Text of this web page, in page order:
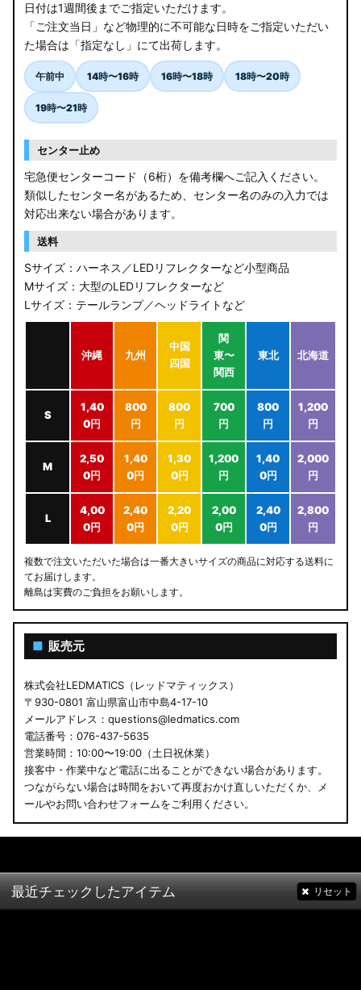
日付は1週間後までご指定いただけます。
「ご注文当日」など物理的に不可能な日時をご指定いただい
た場合は「指定なし」にて出荷します。
午前中 14時〜16時 16時〜18時 18時〜20時
19時〜21時
センター止め
宅急便センターコード（6桁）を備考欄へご記入ください。
類似したセンター名があるため、センター名のみの入力では
対応出来ない場合があります。
送料
Sサイズ：ハーネス／LEDリフレクターなど小型商品
Mサイズ：大型のLEDリフレクターなど
Lサイズ：テールランプ／ヘッドライトなど
沖縄 九州
中国
四国
関
東〜
関西
東北 北海道
S
1,40
0円
800
円
800
円
700
円
800
円
1,200
円
M
2,50
0円
1,40
0円
1,30
0円
1,200
円
1,40
0円
2,000
円
L
4,00
0円
2,40
0円
2,20
0円
2,00
0円
2,40
0円
2,800
円
複数で注文いただいた場合は一番大きいサイズの商品に対応する送料に
てお届けします。
離島は実費のご負担をお願いします。
■ 販売元
株式会社LEDMATICS（レッドマティックス）
〒930-0801 富山県富山市中島4-17-10
メールアドレス：questions@ledmatics.com
電話番号：076-437-5635
営業時間：10:00〜19:00（土日祝休業）
接客中・作業中など電話に出ることができない場合があります。
つながらない場合は時間をおいて再度おかけ直しいただくか、メ
ールやお問い合わせフォームをご利用ください。
最近チェックしたアイテム リセット